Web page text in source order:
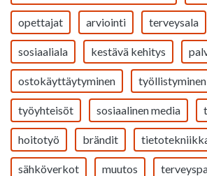
opettajat arviointi terveysala
sosiaaliala kestävä kehitys
ostokäyttäytyminen työllistyminen
työyhteisöt sosiaalinen media
hoitotyö brändit
sähköverkot muutos